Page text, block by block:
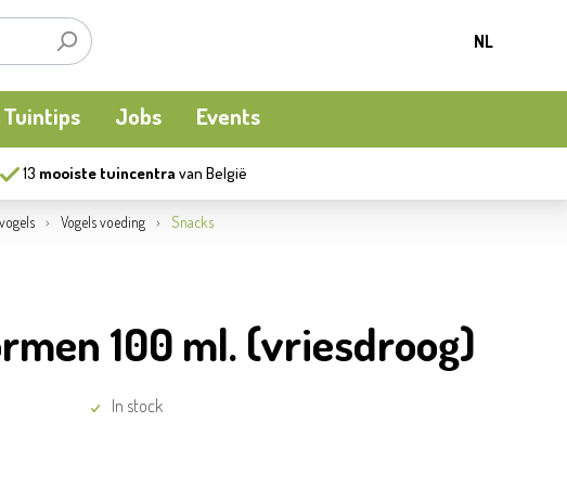
NL
Tuintips Jobs Events
Kamerplanten
Beschermen
Kooi-en natuurvogels
Terrasverwarming
Apéro moment
13 mooiste tuincentra van België
Vogels voeding Snacks
100 ml. (vriesdroog)
In stock